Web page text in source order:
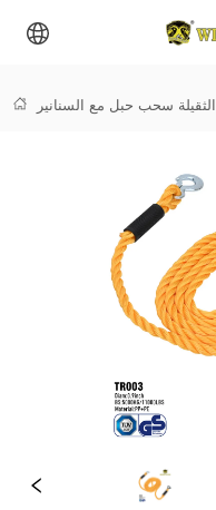
الثقيلة سحب حبل مع السنانير